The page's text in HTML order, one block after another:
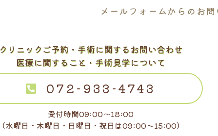
メールフォームからの お
クリニックご予約 ・ 手術に関するお問い合わせ
医療に関すること・手術見学について
072-933-4743
受付時間09:00～18:00
（水曜日・木曜日・日曜日・祝日は09:00～15:00）